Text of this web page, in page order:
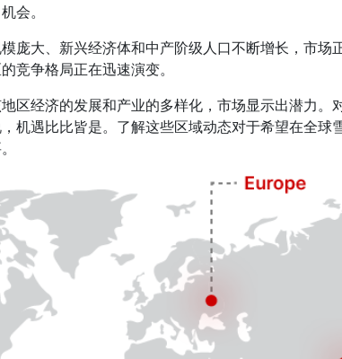
会。
模庞大、新兴经济体和中产阶级人口不断增长，市场
竞争格局正在迅速演变。
地区经济的发展和产业的多样化，市场显示出潜力。
机遇比比皆是。了解这些区域动态对于希望在全球